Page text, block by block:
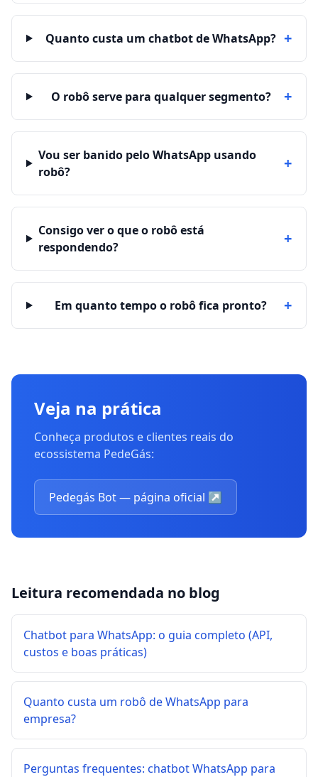
Quanto custa um chatbot de WhatsApp? +
O robô serve para qualquer segmento? +
Vou ser banido pelo WhatsApp usando
robô?
+
Consigo ver o que o robô está
respondendo?
+
Em quanto tempo o robô fica pronto? +
Veja na prática
Conheça produtos e clientes reais do
ecossistema PedeGás:
Pedegás Bot — página oficial ↗
Leitura recomendada no blog
Chatbot para WhatsApp: o guia completo (API,
custos e boas práticas)
Quanto custa um robô de WhatsApp para
empresa?
Perguntas frequentes: chatbot WhatsApp para